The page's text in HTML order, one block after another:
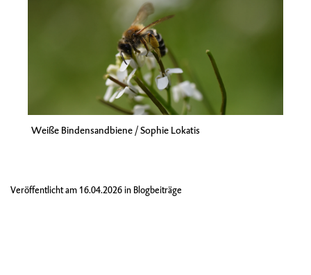
Weiße Bindensandbiene / Sophie Lokatis
Veröffentlicht am 16.04.2026in Blogbeiträge